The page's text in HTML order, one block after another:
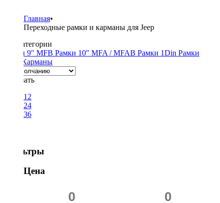
Главная•
Переходные рамки и карманы для Jeep
Подкатегории
Рамки 9" MFB Рамки 10" MFA / MFAB Рамки 1Din Рамки
Карманы
Показать
12
24
36
Фильтры
Цена